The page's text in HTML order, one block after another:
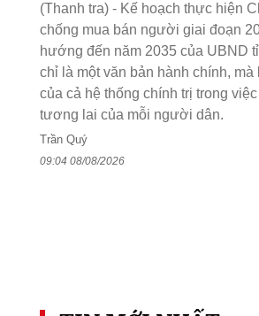
(Thanh tra) - Kế hoạch thực hiện
chống mua bán người giai đoạn
hướng đến năm 2035 của UBND
chỉ là một văn bản hành chính, mà
của cả hệ thống chính trị trong
tương lai của mỗi người dân.
Trần Quý
09:04 08/08/2026